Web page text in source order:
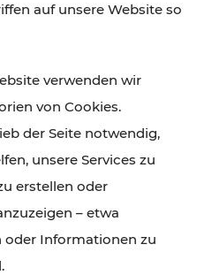
das Burgenland
Gastronomie,
– viele
Ticket- und Fahrplan-
schnell erreichbar.
auf unsere Website so
verwenden wir
von Cookies.
der Seite notwendig,
unsere Services zu
erstellen oder
– etwa
Informationen zu